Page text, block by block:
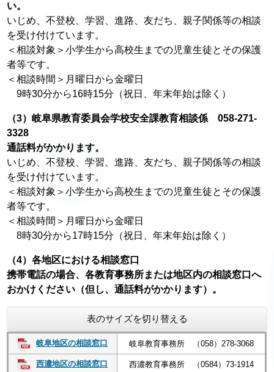
い。
いじめ、不登校、学習、進路、友だち、親子関係等の相談
を受け付けています。
＜相談対象＞小学生から高校生までの児童生徒とその保護
者等です。
＜相談時間＞月曜日から金曜日
9時30分から16時15分（祝日、年末年始は除く）
（3）岐阜県教育委員会学校安全課教育相談係
058‐271‐
3328
通話料がかかります。
いじめ、不登校、学習、進路、友だち、親子関係等の相談
を受け付けています。
＜相談対象＞小学生から高校生までの児童生徒とその保護
者等です。
＜相談時間＞月曜日から金曜日
8時30分から17時15分（祝日、年末年始は除く）
（4）各地区における相談窓口
携帯電話の場合、各教育事務所または地区内の相談窓口へ
おかけください（但し、通話料がかかります）。
表のサイズを切り替える
岐阜地区の相談窓口 岐阜教育事務所 （058）278-3068
西濃地区の相談窓口 西濃教育事務所 （0584）73-1914